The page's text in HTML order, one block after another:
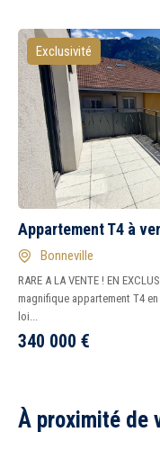
Exclusivité
Appartement T4 à
Bonneville
RARE A LA VENTE ! EN
magnifique appartement T4
loi...
340 000 €
À proximité de